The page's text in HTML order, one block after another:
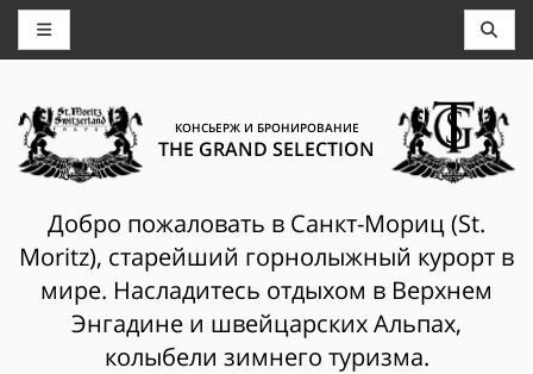
КОНСЬЕРЖ И БРОНИРОВАНИЕ
THE GRAND SELECTION
Добро пожаловать в Санкт-Мориц (St.
Moritz), старейший горнолыжный курорт в
мире. Насладитесь отдыхом в Верхнем
Энгадине и швейцарских Альпах,
колыбели зимнего туризма.